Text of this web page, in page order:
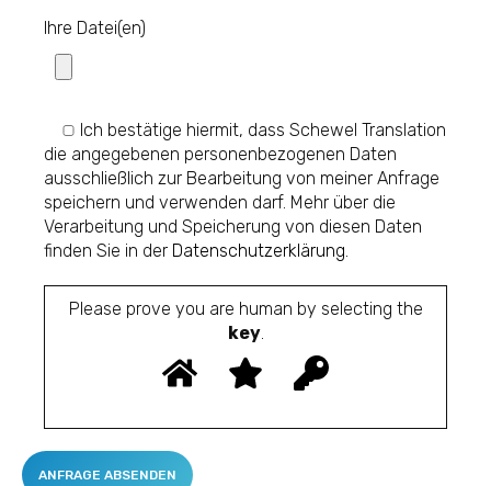
Ihre Datei(en)
Ich bestätige hiermit, dass Schewel Translation
die angegebenen personenbezogenen Daten
ausschließlich zur Bearbeitung von meiner Anfrage
speichern und verwenden darf. Mehr über die
Verarbeitung und Speicherung von diesen Daten
finden Sie in der Datenschutzerklärung
Please prove you are human by selecting the
key.